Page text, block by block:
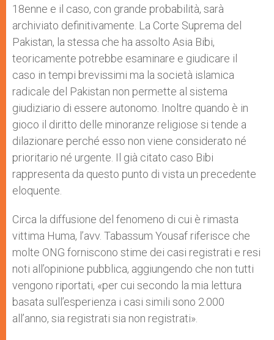
18enne e il caso, con grande probabilità, sarà
archiviato definitivamente. La Corte Suprema del
Pakistan, la stessa che ha assolto Asia Bibi,
teoricamente potrebbe esaminare e giudicare il
caso in tempi brevissimi ma la società islamica
radicale del Pakistan non permette al sistema
giudiziario di essere autonomo. Inoltre quando è in
gioco il diritto delle minoranze religiose si tende a
dilazionare perché esso non viene considerato né
prioritario né urgente. Il già citato caso Bibi
rappresenta da questo punto di vista un precedente
eloquente.
Circa la diffusione del fenomeno di cui è rimasta
vittima Huma, l’avv. Tabassum Yousaf riferisce che
molte ONG forniscono stime dei casi registrati e resi
noti all’opinione pubblica, aggiungendo che non tutti
vengono riportati, «per cui secondo la mia lettura
basata sull’esperienza i casi simili sono 2.000
all’anno, sia registrati sia non registrati».